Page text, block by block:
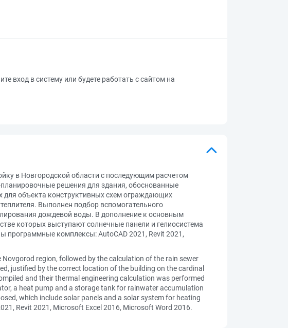
вход в систему или будете работать с сайтом на
в Новгородской области с последующим расчетом
решения для здания, обоснованные
объекта конструктивных схем ограждающих
Выполнен подбор вспомогательного
дождевой воды. В дополнение к основным
которых выступают солнечные панели и гелиосистема
программные комплексы: AutoCAD 2021, Revit 2021,
region, followed by the calculation of the rain sewer
justified by the correct location of the building on the cardinal
and their thermal engineering calculation was performed
a heat pump and a storage tank for rainwater accumulation
which include solar panels and a solar system for heating
Revit 2021, Microsoft Excel 2016, Microsoft Word 2016.